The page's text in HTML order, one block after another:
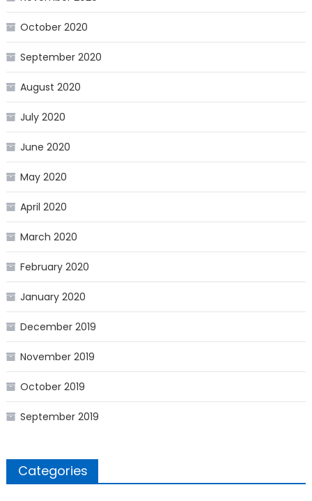
October 2020
September 2020
August 2020
July 2020
June 2020
May 2020
April 2020
March 2020
February 2020
January 2020
December 2019
November 2019
October 2019
September 2019
Categories